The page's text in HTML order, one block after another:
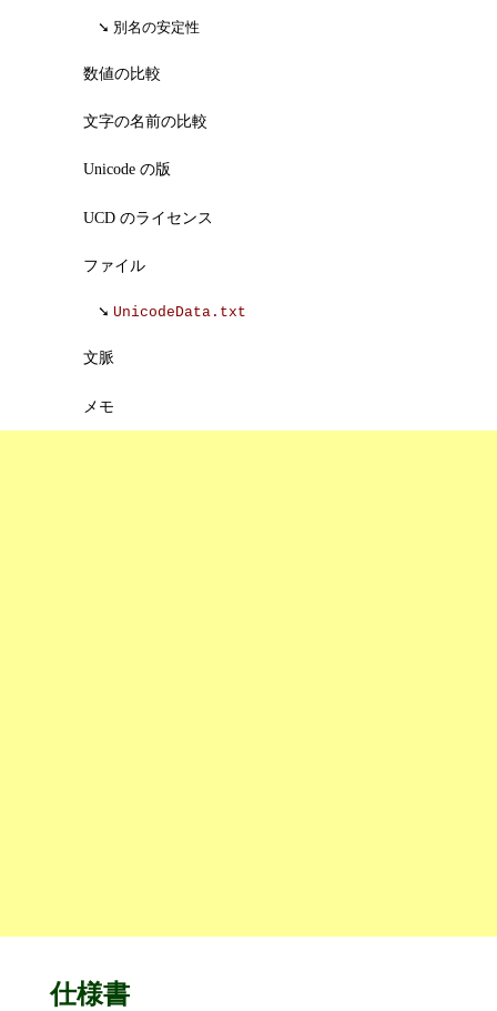
別名の安定性
数値の比較
文字の名前の比較
Unicode の版
UCD のライセンス
ファイル
UnicodeData.txt
文脈
メモ
仕様書